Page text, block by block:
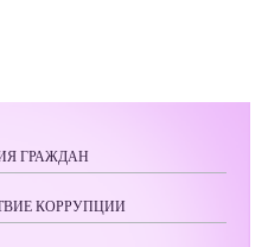
ГРАЖДАН
КОРРУПЦИИ